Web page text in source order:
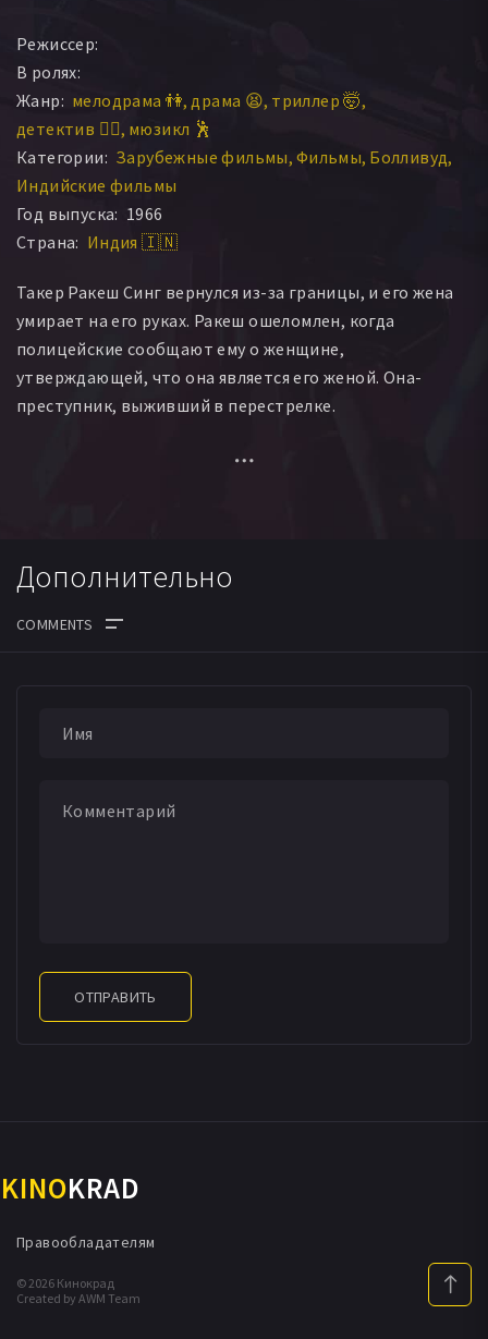
Режиссер:
В ролях:
Жанр: мелодрама 👫 драма 😫 триллер 🤯
детектив 🕵️‍♂️ мюзикл 🕺
Категории: Зарубежные фильмы Фильмы Болливуд
Индийские фильмы
Год выпуска: 1966
Страна: Индия 🇮🇳
Такер Ракеш Синг вернулся из-за границы, и его жена
умирает на его руках. Ракеш ошеломлен, когда
полицейские сообщают ему о женщине,
утверждающей, что она является его женой. Она-
преступник, выживший в перестрелке.
Затруднительное положение для полицейского.
она не находит здравый смысл во всём, одной ночью
Дополнительно
ОТПРАВИТЬ
KINOKRAD
© 2026 Кинокрад
Created by AWM Team
Правообладателям